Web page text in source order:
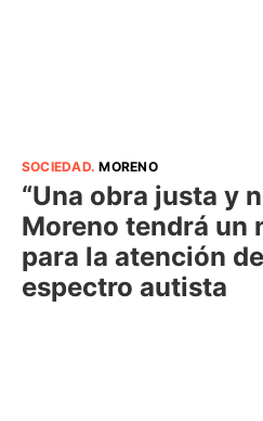
SOCIEDAD.MORENO
“Una obra justa y
Moreno tendrá un
para la atención
espectro autista